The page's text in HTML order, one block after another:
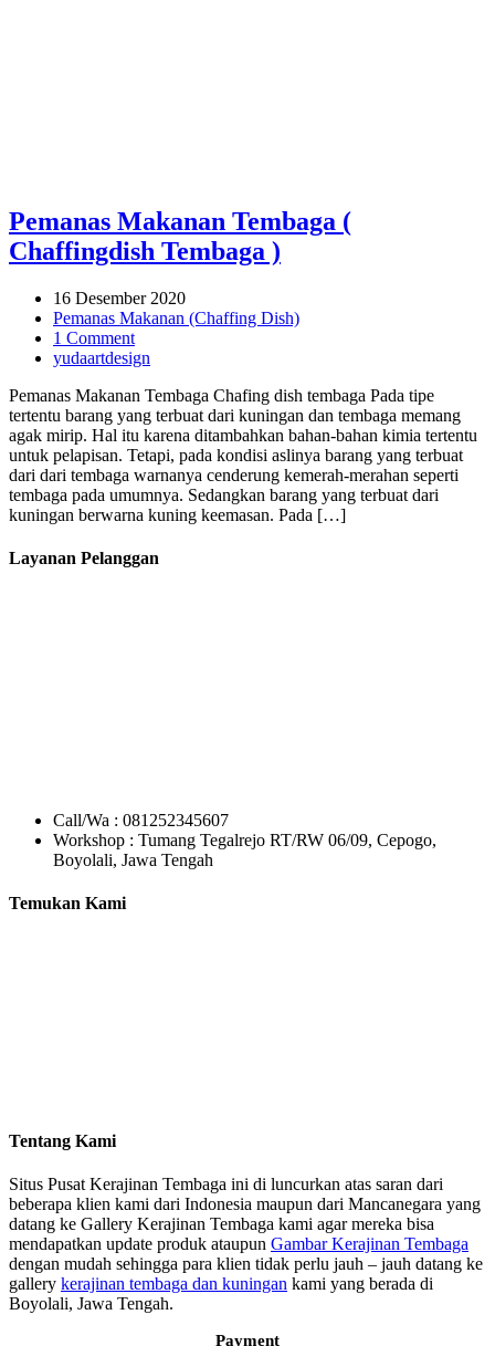
Pemanas Makanan Tembaga (
Chaffingdish Tembaga )
16 Desember 2020
Pemanas Makanan (Chaffing Dish)
1 Comment
yudaartdesign
Pemanas Makanan Tembaga Chafing dish tembaga Pada tipe
tertentu barang yang terbuat dari kuningan dan tembaga memang
agak mirip. Hal itu karena ditambahkan bahan-bahan kimia tertentu
untuk pelapisan. Tetapi, pada kondisi aslinya barang yang terbuat
dari dari tembaga warnanya cenderung kemerah-merahan seperti
tembaga pada umumnya. Sedangkan barang yang terbuat dari
kuningan berwarna kuning keemasan. Pada […]
Layanan Pelanggan
Call/Wa : 081252345607
Workshop : Tumang Tegalrejo RT/RW 06/09, Cepogo,
Boyolali, Jawa Tengah
Temukan Kami
Tentang Kami
Situs Pusat Kerajinan Tembaga ini di luncurkan atas saran dari
beberapa klien kami dari Indonesia maupun dari Mancanegara yang
datang ke Gallery Kerajinan Tembaga kami agar mereka bisa
mendapatkan update produk ataupun Gambar Kerajinan Tembaga
dengan mudah sehingga para klien tidak perlu jauh – jauh datang ke
gallery kerajinan tembaga dan kuningan kami yang berada di
Boyolali, Jawa Tengah.
Payment